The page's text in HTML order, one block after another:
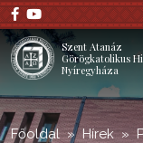
;
Szent Atanáz
Görögkatolikus
Nyíregyháza
Főoldal Hírek